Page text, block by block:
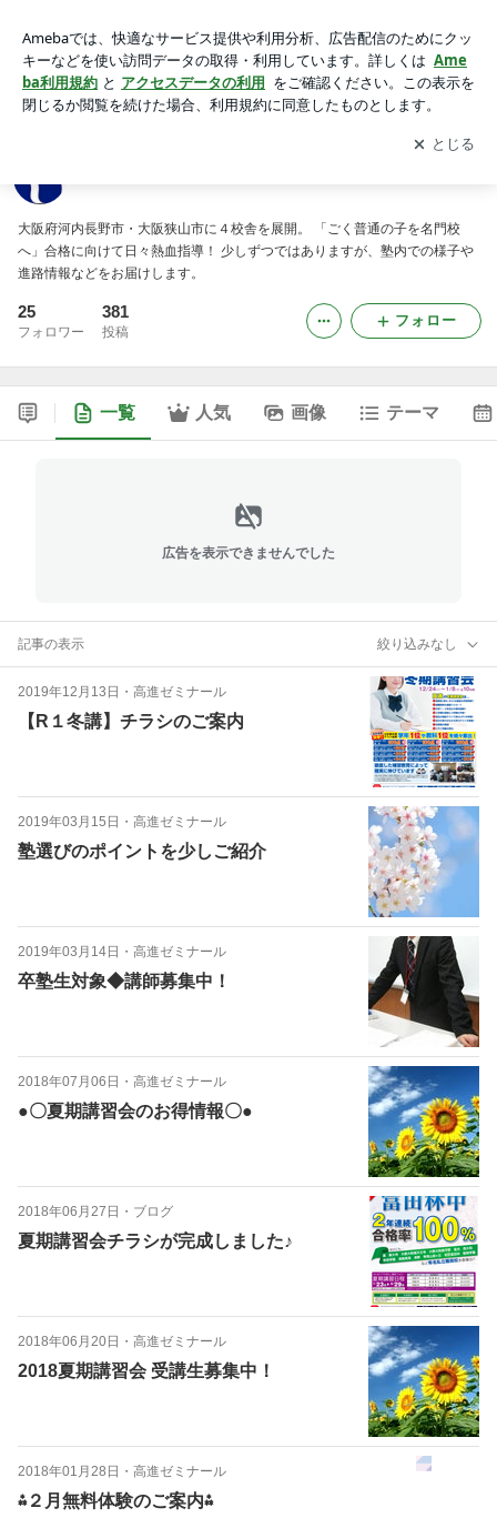
アプリをダウンロードして ブログの更新通知
を受け取りまし
ょう。
開く
大阪府河内長野市・大阪狭山市に４校舎を展開。 「ごく普通の子を名門校
へ」合格に向けて日々熱血指導！ 少しずつではありますが、塾内での様子や
進路情報などをお届けします。
25
フォロワー
381
投稿
フォロー
一覧 人気 画像 テーマ
広告を表示できませんでした
記事の表示 絞り込みなし
2019年12月13日 ・ 高進ゼミナール
【R１冬講】チラシのご案内
2019年03月15日 ・ 高進ゼミナール
塾選びのポイントを少しご紹介
2019年03月14日 ・ 高進ゼミナール
卒塾生対象◆講師募集中！
2018年07月06日 ・ 高進ゼミナール
●〇夏期講習会のお得情報〇●
2018年06月27日 ・ ブログ
夏期講習会チラシが完成しました♪
2018年06月20日 ・ 高進ゼミナール
2018夏期講習会 受講生募集中！
2018年01月28日 ・ 高進ゼミナール
⁂２月無料体験のご案内⁂